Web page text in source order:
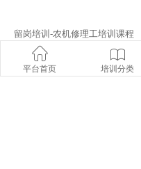
留岗培训-农机修理工培训课程
机械电子教研室 ￥1200
平台首页 培训分类